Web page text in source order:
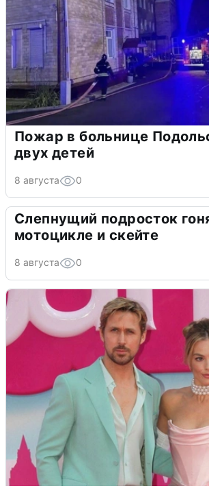
Пожар в больнице
двух детей
8 августа 0
Слепнущий подросток
мотоцикле и скейте
8 августа 0